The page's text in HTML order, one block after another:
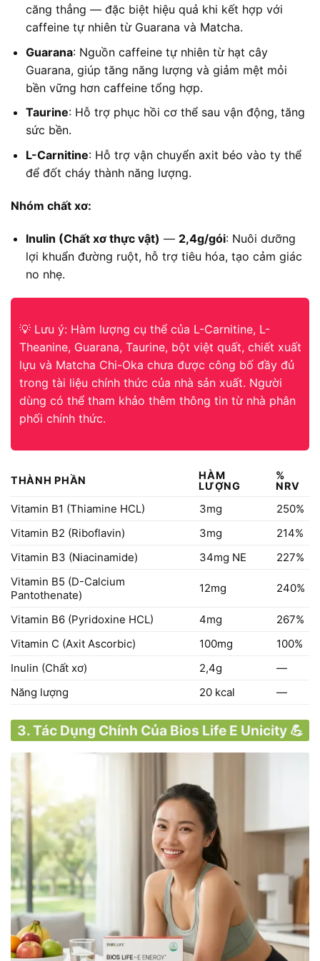
căng thẳng — đặc biệt hiệu quả khi kết hợp với
caffeine tự nhiên từ Guarana và Matcha.
Guarana: Nguồn caffeine tự nhiên từ hạt cây
Guarana, giúp tăng năng lượng và giảm mệt mỏi
bền vững hơn caffeine tổng hợp.
Taurine: Hỗ trợ phục hồi cơ thể sau vận động, tăng
sức bền.
L-Carnitine: Hỗ trợ vận chuyển axit béo vào ty thể
để đốt cháy thành năng lượng.
Nhóm chất xơ:
Inulin (Chất xơ thực vật) — 2,4g/gói: Nuôi dưỡng
lợi khuẩn đường ruột, hỗ trợ tiêu hóa, tạo cảm giác
no nhẹ.
💡 Lưu ý: Hàm lượng cụ thể của L-Carnitine, L-
Theanine, Guarana, Taurine, bột việt quất, chiết xuất
lựu và Matcha Chi-Oka chưa được công bố đầy đủ
trong tài liệu chính thức của nhà sản xuất. Người
dùng có thể tham khảo thêm thông tin từ nhà phân
phối chính thức.
THÀNH PHẦN
HÀM
LƯỢNG
%
NRV
Vitamin B1 (Thiamine HCL) 3mg
250%
Vitamin B2 (Riboflavin)
3mg
214%
Vitamin B3 (Niacinamide)
34mg NE
227%
Vitamin B5 (D-Calcium
Pantothenate)
12mg 240%
Vitamin B6 (Pyridoxine HCL) 4mg
267%
Vitamin C (Axit Ascorbic)
100mg
100%
Inulin (Chất xơ)
2,4g
—
Năng lượng
20 kcal —
3. Tác Dụng Chính Của Bios Life E Unicity 💪